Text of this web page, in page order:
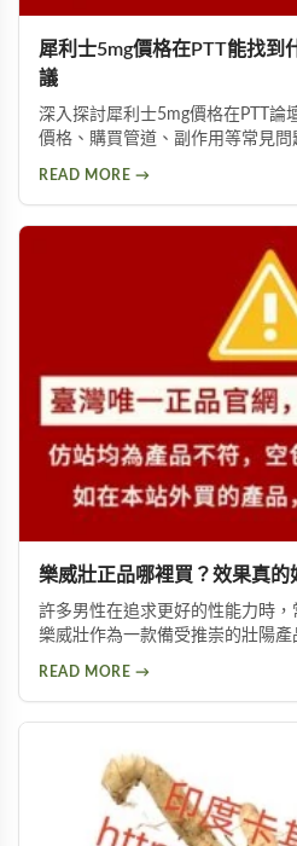
犀利士5mg價格在PTT能找到
議
深入探討犀利士5mg價格在PTT論
價格、購買管道、副作用等常見問
READ MORE →
樂威壯正品哪裡買？效果真的
許多男性在追求更好的性能力時，
樂威壯作為一款備受推崇的壯陽產
READ MORE →